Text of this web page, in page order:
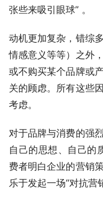
张些来吸引眼球” 。
动机更加复杂，错综
情感意义等等）之外
或不购买某个品牌或
关的顾虑。所有这些
考虑。
对于品牌与消费的强
自己的思想、自己的
费者明白企业的营销
乐于发起一场“对抗